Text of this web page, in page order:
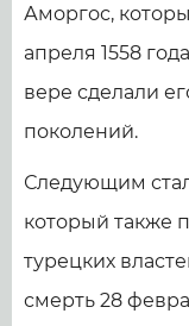
Аморгос,
апреля 1558
вере сделали
поколений.
Следующим
который также
турецких
смерть 28